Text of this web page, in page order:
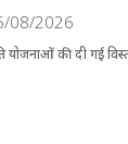
08/2026
योजनाओं की दी गई